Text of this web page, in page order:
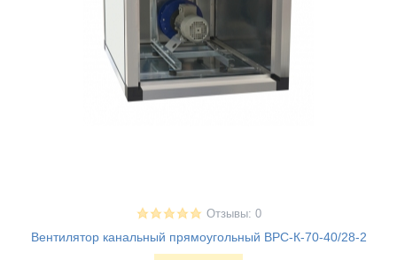
Отзывы: 0
Вентилятор канальный прямоугольный ВРС-К-70-40/28-2